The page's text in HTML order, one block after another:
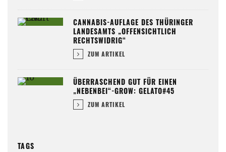
CANNABIS-AUFLAGE DES THÜRINGER
LANDESAMTS „OFFENSICHTLICH
RECHTSWIDRIG“
ZUM ARTIKEL
ÜBERRASCHEND GUT FÜR EINEN
„NEBENBEI“-GROW: GELATO#45
ZUM ARTIKEL
TAGS